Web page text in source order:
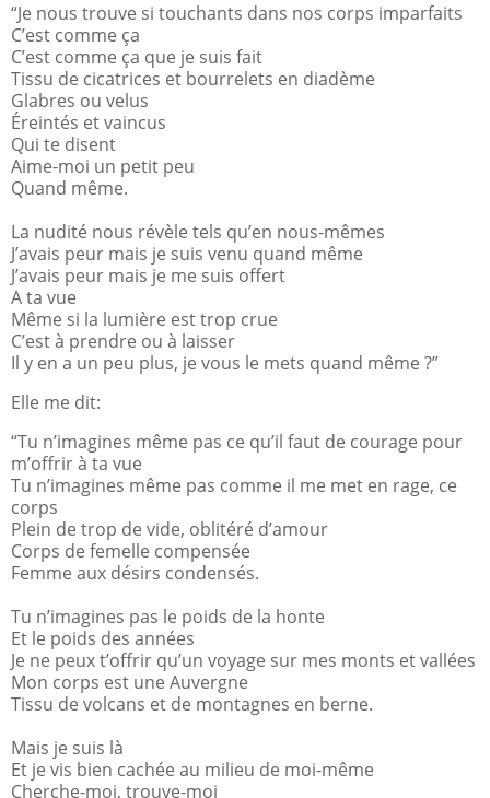
“Je nous trouve si touchants dans nos corps imparfaits
C’est comme ça
C’est comme ça que je suis fait
Tissu de cicatrices et bourrelets en diadème
Glabres ou velus
Éreintés et vaincus
Qui te disent
Aime-moi un petit peu
Quand même.
La nudité nous révèle tels qu’en nous-mêmes
J’avais peur mais je suis venu quand même
J’avais peur mais je me suis offert
A ta vue
Même si la lumière est trop crue
C’est à prendre ou à laisser
Il y en a un peu plus, je vous le mets quand même ?”
Elle me dit:
“Tu n’imagines même pas ce qu’il faut de courage pour
m’offrir à ta vue
Tu n’imagines même pas comme il me met en rage, ce
corps
Plein de trop de vide, oblitéré d’amour
Corps de femelle compensée
Femme aux désirs condensés.
Tu n’imagines pas le poids de la honte
Et le poids des années
Je ne peux t’offrir qu’un voyage sur mes monts et vallées
Mon corps est une Auvergne
Tissu de volcans et de montagnes en berne.
Mais je suis là
Et je vis bien cachée au milieu de moi-même
Cherche-moi, trouve-moi